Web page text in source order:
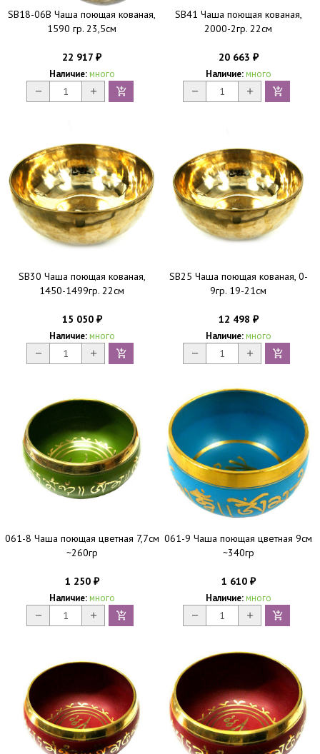
SB18-06B Чаша поющая кованая,
1590 гр. 23,5см
22 917 ₽
Наличие: много
SB41 Чаша поющая кованая,
2000-2гр. 22см
20 663 ₽
Наличие: много
SB30 Чаша поющая кованая,
1450-1499гр. 22см
15 050 ₽
Наличие: много
SB25 Чаша поющая кованая, 0-
9гр. 19-21см
12 498 ₽
Наличие: много
061-8 Чаша поющая цветная 7,7см
~260гр
1 250 ₽
Наличие: много
061-9 Чаша поющая цветная 9см
~340гр
1 610 ₽
Наличие: много